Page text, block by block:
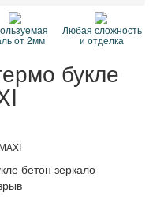
от 2мм
Любая сложность
и отделка
букле